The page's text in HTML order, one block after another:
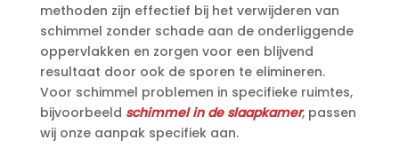
methoden zijn effectief bij het verwijderen van
schimmel zonder schade aan de onderliggende
oppervlakken en zorgen voor een blijvend
resultaat door ook de sporen te elimineren.​
Voor schimmel problemen in specifieke ruimtes,
bijvoorbeeld schimmel in de slaapkamer, passen
wij onze aanpak specifiek aan.​